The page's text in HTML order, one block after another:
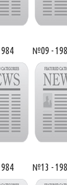
№09 -
№13 -